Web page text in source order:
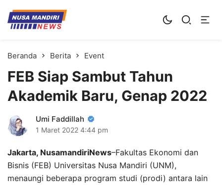
Kampus Digital Bisnis
Universitas Nusa Mandiri
Beranda Berita Event
FEB Siap Sambut Tahun
Akademik Baru, Genap 2022
Umi Faddillah
1 Maret 2022 4:44 pm
Jakarta, NusamandiriNews–Fakultas Ekonomi dan
Bisnis (FEB) Universitas Nusa Mandiri (UNM),
menaungi beberapa program studi (prodi) antara lain